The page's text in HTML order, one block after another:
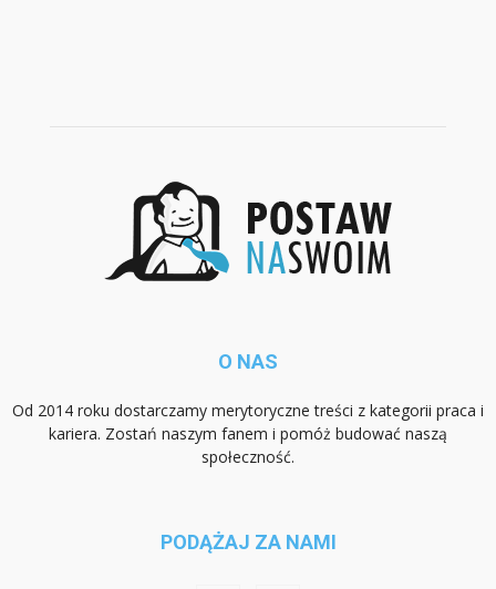
O NAS
Od 2014 roku dostarczamy merytoryczne treści z kategorii praca i
kariera. Zostań naszym fanem i pomóż budować naszą
społeczność.
PODĄŻAJ ZA NAMI